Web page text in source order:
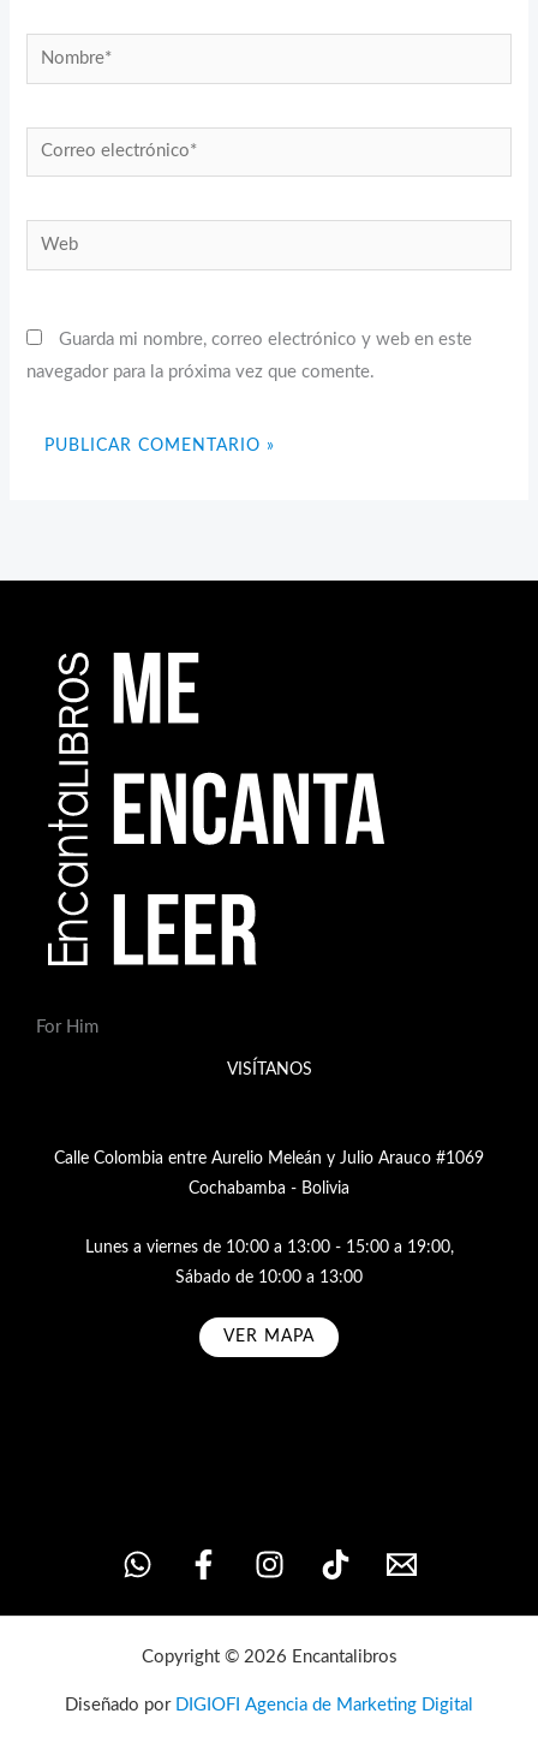
Nombre*
Correo
electrónico*
Web
Guarda mi nombre, correo electrónico y web en este
navegador para la próxima vez que comente.
For Him
VISÍTANOS
Calle Colombia entre Aurelio Meleán y Julio Arauco #1069
Cochabamba - Bolivia
Lunes a viernes de 10:00 a 13:00 - 15:00 a 19:00,
Sábado de 10:00 a 13:00
VER MAPA
Copyright © 2026 Encantalibros
Diseñado por DIGIOFI Agencia de Marketing Digital